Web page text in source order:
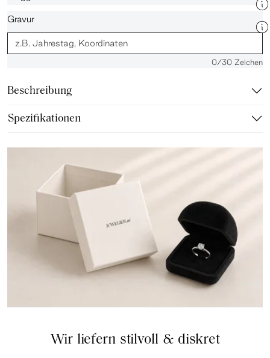
Gravur
0/30 Zeichen
Beschreibung
Spezifikationen
Wir liefern stilvoll & diskret